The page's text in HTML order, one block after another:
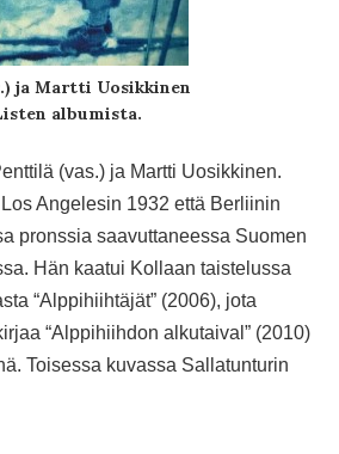
ja Martti Uosikkinen
albumista.
(vas.) ja Martti Uosikkinen.
Angelesin 1932 että Berliinin
pronssia saavuttaneessa Suomen
Hän kaatui Kollaan taistelussa
“Alppihiihtäjät” (2006), jota
“Alppihiihdon alkutaival” (2010)
Toisessa kuvassa Sallatunturin